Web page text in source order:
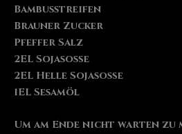
Bambusstreifen
Brauner Zucker
Pfeffer Salz
2EL Sojasoße
2EL Helle Sojasoße
1EL Sesamöl
Um am Ende nicht warten zu